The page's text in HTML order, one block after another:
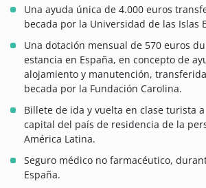
Una ayuda única de 4.000 euros
becada por la Universidad de las Islas
Una dotación mensual de 570 euros
estancia en España, en concepto de
alojamiento y manutención,
becada por la Fundación Carolina.
Billete de ida y vuelta en clase turista
capital del país de residencia de la
América Latina.
Seguro médico no farmacéutico,
España.